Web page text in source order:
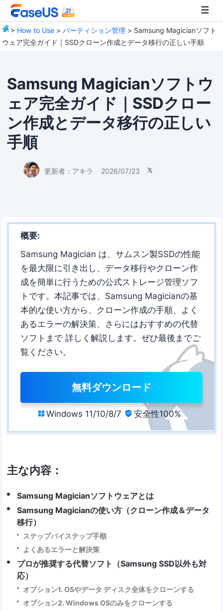
> How to Use >パーティション管理 > Samsung Magicianソフト
ウェア完全ガイド｜SSDクローン作成とデータ移行の正しい手順
Samsung Magicianソフトウ
ェア完全ガイド｜SSDクロー
ン作成とデータ移行の正しい
手順
更新者： アキラ 2026/07/23 
概要:
Samsung Magician は、サムスン製SSDの性能
を最大限に引き出し、データ移行やクローン作
成を簡単に行うための公式ストレージ管理ソフ
トです。本記事では、Samsung Magicianの基
本的な使い方から、クローン作成の手順、よく
あるエラーの解決策、さらにはおすすめの代替
ソフトまで 詳しく解説します。ぜひ最後までご
覧ください。
無料ダウンロード
 Windows 11/10/8/7  安全性100%
主な内容：
Samsung Magicianソフトウェアとは
Samsung Magicianの使い方（クローン作成＆データ
移行）
ステップバイステップ手順
よくあるエラーと解決策
プロが推奨する代替ソフト（Samsung SSD以外も対
応）
オプション1. OSやデータ ディスク全体をクローンする
オプション2. Windows OSのみをクローンする